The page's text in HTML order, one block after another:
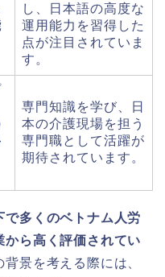
し、日本語の高度な
運用能力を習得した
点が注目されていま
す。
専門知識を学び、日
本の介護現場を担う
専門職として活躍が
期待されています。
で多くのベトナム人労
ら高く評価されてい
景を考える際には、